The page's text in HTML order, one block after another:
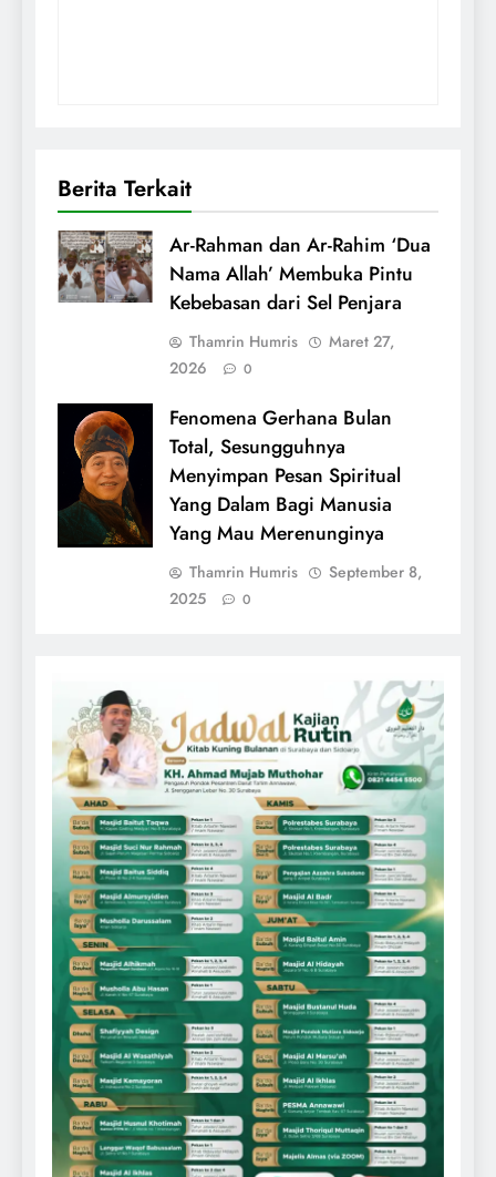
Berita Terkait
Ar-Rahman dan Ar-Rahim ‘Dua
Nama Allah’ Membuka Pintu
Kebebasan dari Sel Penjara
Thamrin Humris
Maret 27,
2026
0
Fenomena Gerhana Bulan
Total, Sesungguhnya
Menyimpan Pesan Spiritual
Yang Dalam Bagi Manusia
Yang Mau Merenunginya
Thamrin Humris
September 8,
2025
0